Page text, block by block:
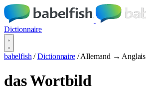
Dictionnaire
babelfish / Dictionnaire / Allemand → Anglais
das Wortbild